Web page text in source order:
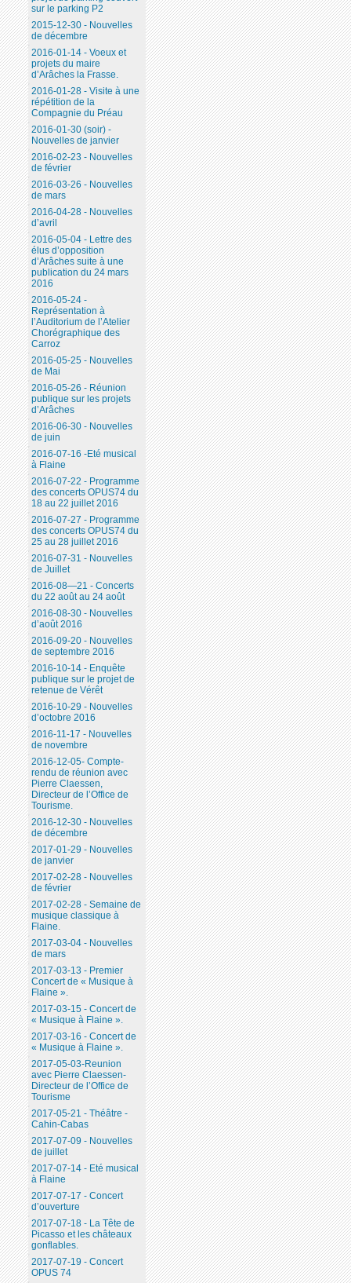
sur le parking P2
2015-12-30 - Nouvelles
de décembre
2016-01-14 - Voeux et
projets du maire
d’Arâches la Frasse.
2016-01-28 - Visite à une
répétition de la
Compagnie du Préau
2016-01-30 (soir) -
Nouvelles de janvier
2016-02-23 - Nouvelles
de février
2016-03-26 - Nouvelles
de mars
2016-04-28 - Nouvelles
d’avril
2016-05-04 - Lettre des
élus d’opposition
d’Arâches suite à une
publication du 24 mars
2016
2016-05-24 -
Représentation à
l’Auditorium de l’Atelier
Chorégraphique des
Carroz
2016-05-25 - Nouvelles
de Mai
2016-05-26 - Réunion
publique sur les projets
d’Arâches
2016-06-30 - Nouvelles
de juin
2016-07-16 -Eté musical
à Flaine
2016-07-22 - Programme
des concerts OPUS74 du
18 au 22 juillet 2016
2016-07-27 - Programme
des concerts OPUS74 du
25 au 28 juillet 2016
2016-07-31 - Nouvelles
de Juillet
2016-08—21 - Concerts
du 22 août au 24 août
2016-08-30 - Nouvelles
d’août 2016
2016-09-20 - Nouvelles
de septembre 2016
2016-10-14 - Enquête
publique sur le projet de
retenue de Vérêt
2016-10-29 - Nouvelles
d’octobre 2016
2016-11-17 - Nouvelles
de novembre
2016-12-05- Compte-
rendu de réunion avec
Pierre Claessen,
Directeur de l’Office de
Tourisme.
2016-12-30 - Nouvelles
de décembre
2017-01-29 - Nouvelles
de janvier
2017-02-28 - Nouvelles
de février
2017-02-28 - Semaine de
musique classique à
Flaine.
2017-03-04 - Nouvelles
de mars
2017-03-13 - Premier
Concert de « Musique à
Flaine ».
2017-03-15 - Concert de
« Musique à Flaine ».
2017-03-16 - Concert de
« Musique à Flaine ».
2017-05-03-Reunion
avec Pierre Claessen-
Directeur de l’Office de
Tourisme
2017-05-21 - Théâtre -
Cahin-Cabas
2017-07-09 - Nouvelles
de juillet
2017-07-14 - Eté musical
à Flaine
2017-07-17 - Concert
d’ouverture
2017-07-18 - La Tête de
Picasso et les châteaux
gonflables.
2017-07-19 - Concert
OPUS 74